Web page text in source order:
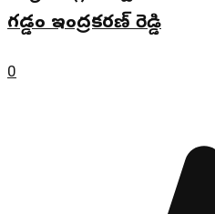
గడ్డం ఇంద్రకరణ్ రెడ్డి
0